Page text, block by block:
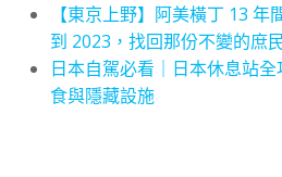
【東京上野】阿美橫丁 13
到 2023，找回那份不變的庶
日本自駕必看｜日本休息站
食與隱藏設施